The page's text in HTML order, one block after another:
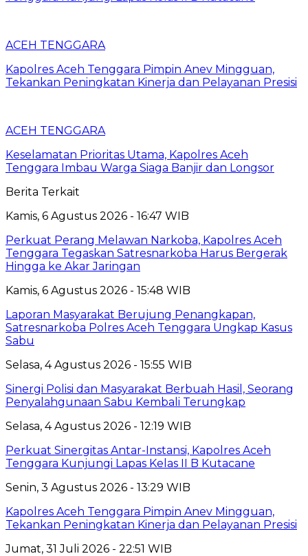
ACEH TENGGARA
Kapolres Aceh Tenggara Pimpin Anev Mingguan,
Tekankan Peningkatan Kinerja dan Pelayanan Presisi
ACEH TENGGARA
Keselamatan Prioritas Utama, Kapolres Aceh
Tenggara Imbau Warga Siaga Banjir dan Longsor
Berita Terkait
Kamis, 6 Agustus 2026 - 16:47 WIB
Perkuat Perang Melawan Narkoba, Kapolres Aceh
Tenggara Tegaskan Satresnarkoba Harus Bergerak
Hingga ke Akar Jaringan
Kamis, 6 Agustus 2026 - 15:48 WIB
Laporan Masyarakat Berujung Penangkapan,
Satresnarkoba Polres Aceh Tenggara Ungkap Kasus
Sabu
Selasa, 4 Agustus 2026 - 15:55 WIB
Sinergi Polisi dan Masyarakat Berbuah Hasil, Seorang
Penyalahgunaan Sabu Kembali Terungkap
Selasa, 4 Agustus 2026 - 12:19 WIB
Perkuat Sinergitas Antar-Instansi, Kapolres Aceh
Tenggara Kunjungi Lapas Kelas II B Kutacane
Senin, 3 Agustus 2026 - 13:29 WIB
Kapolres Aceh Tenggara Pimpin Anev Mingguan,
Tekankan Peningkatan Kinerja dan Pelayanan Presisi
Jumat, 31 Juli 2026 - 22:51 WIB